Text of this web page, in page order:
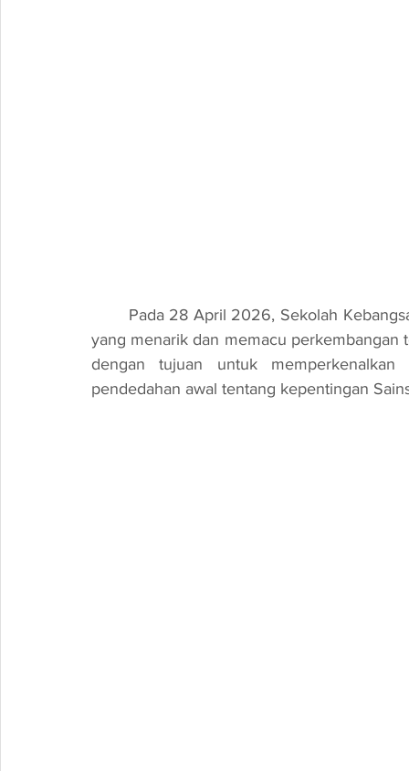
yang menarik dan memacu perkembangan
dengan tujuan untuk
pendedahan awal tentang kepentingan